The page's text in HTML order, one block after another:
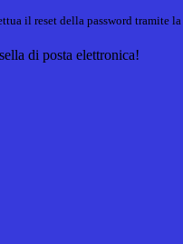
il reset della password tramite la
di posta elettronica!